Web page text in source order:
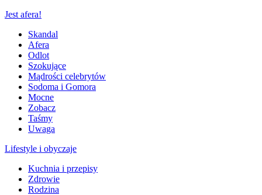
Jest afera!
Skandal
Afera
Odlot
Szokujące
Mądrości celebrytów
Sodoma i Gomora
Mocne
Zobacz
Taśmy
Uwaga
Lifestyle i obyczaje
Kuchnia i przepisy
Zdrowie
Rodzina